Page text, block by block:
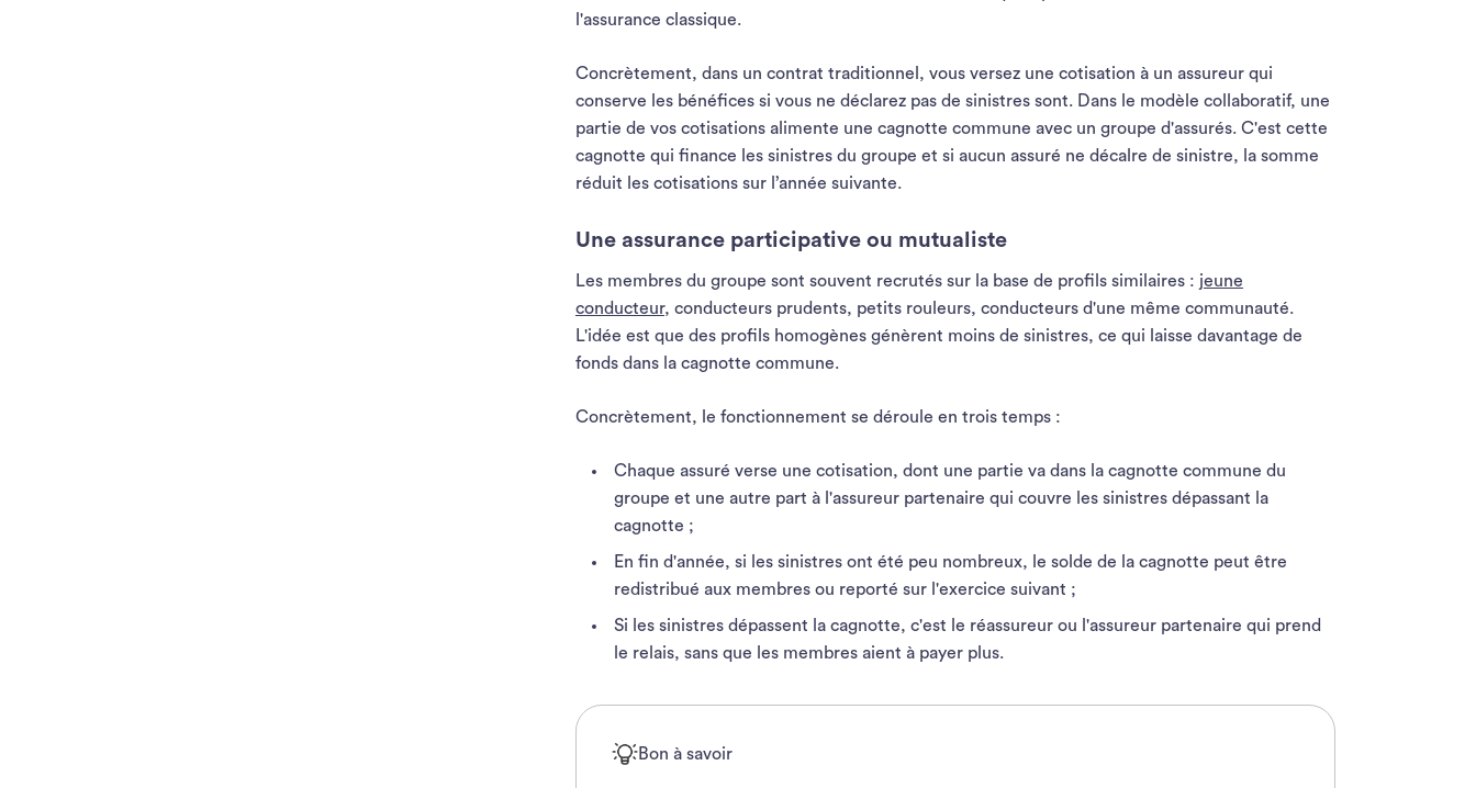
l'assurance classique.
Concrètement, dans un contrat traditionnel, vous versez une cotisation à un assureur qui
conserve les bénéfices si vous ne déclarez pas de sinistres sont. Dans le modèle collaboratif, une
partie de vos cotisations alimente une cagnotte commune avec un groupe d'assurés. C'est cette
cagnotte qui finance les sinistres du groupe et si aucun assuré ne décalre de sinistre, la somme
réduit les cotisations sur l’année suivante.
Une assurance participative ou mutualiste
Les membres du groupe sont souvent recrutés sur la base de profils similaires : jeune
conducteur, conducteurs prudents, petits rouleurs, conducteurs d'une même communauté.
L'idée est que des profils homogènes génèrent moins de sinistres, ce qui laisse davantage de
fonds dans la cagnotte commune.
Concrètement, le fonctionnement se déroule en trois temps :
Chaque assuré verse une cotisation, dont une partie va dans la cagnotte commune du
groupe et une autre part à l'assureur partenaire qui couvre les sinistres dépassant la
cagnotte ;
En fin d'année, si les sinistres ont été peu nombreux, le solde de la cagnotte peut être
redistribué aux membres ou reporté sur l'exercice suivant ;
Si les sinistres dépassent la cagnotte, c'est le réassureur ou l'assureur partenaire qui prend
le relais, sans que les membres aient à payer plus.
Bon à savoir